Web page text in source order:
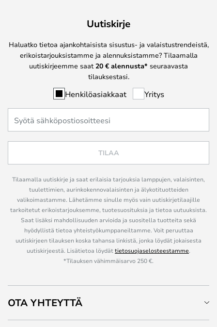
Uutiskirje
Haluatko tietoa ajankohtaisista sisustus- ja valaistustrendeistä,
erikoistarjouksistamme ja alennuksistamme? Tilaamalla
uutiskirjeemme saat 20 € alennusta* seuraavasta
tilauksestasi.
Henkilöasiakkaat Yritys
TILAA
Tilaamalla uutiskirje ja saat erilaisia tarjouksia lamppujen, valaisinten,
tuulettimien, aurinkokennovalaisinten ja älykotituotteiden
valikoimastamme. Lähetämme sinulle myös vain uutiskirjetilaajille
tarkoitetut erikoistarjouksemme, tuotesuosituksia ja tietoa uutuuksista.
Saat lisäksi mahdollisuuden arvioida ja suositella tuotteita sekä
hyödyllistä tietoa yhteistyökumppaneiltamme. Voit peruuttaa
uutiskirjeen tilauksen koska tahansa linkistä, jonka löydät jokaisesta
uutiskirjeestä. Lisätietoa löydättietosuojaselosteestamme.
*Tilauksen vähimmäisarvo 250 €.
OTA YHTEYTTÄ